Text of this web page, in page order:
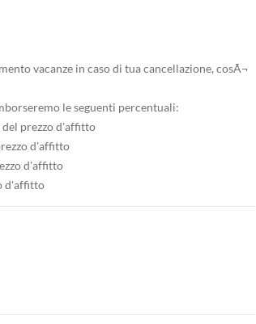
vacanze in caso di tua cancellazione, cosÃ¬
le seguenti percentuali:
prezzo d'affitto
d'affitto
d'affitto
d'affitto